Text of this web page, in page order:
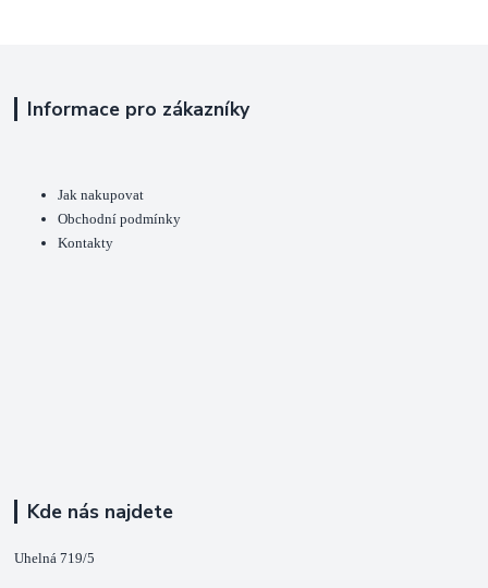
Informace pro zákazníky
Jak nakupovat
Obchodní podmínky
Kontakty
Kde nás najdete
Uhelná 719/5